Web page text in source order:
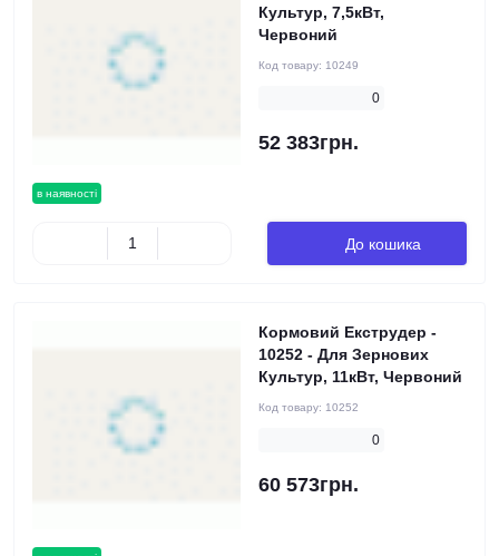
в наявності
Культур, 7,5кВт,
Червоний
Код товару: 10249
0
52 383грн.
До кошика
Кормовий Екструдер -
10252 - Для Зернових
Культур, 11кВт, Червоний
Код товару: 10252
0
60 573грн.